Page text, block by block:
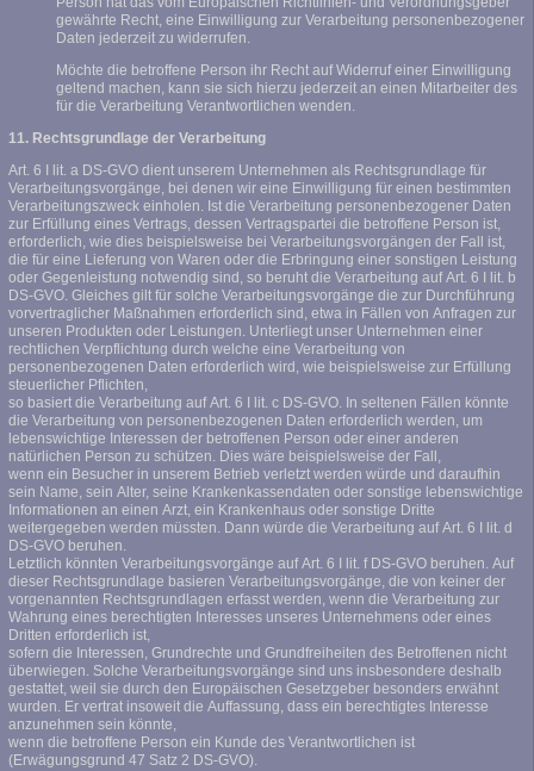
gewährte Recht, eine Einwilligung zur Verarbeitung personenbezogener
Daten jederzeit zu widerrufen.
Möchte die betroffene Person ihr Recht auf Widerruf einer Einwilligung
geltend machen, kann sie sich hierzu jederzeit an einen Mitarbeiter des
für die Verarbeitung Verantwortlichen wenden.
11. Rechtsgrundlage der Verarbeitung
Art. 6 I lit. a DS-GVO dient unserem Unternehmen als Rechtsgrundlage für
Verarbeitungsvorgänge, bei denen wir eine Einwilligung für einen bestimmten
Verarbeitungszweck einholen. Ist die Verarbeitung personenbezogener Daten
zur Erfüllung eines Vertrags, dessen Vertragspartei die betroffene Person ist,
erforderlich, wie dies beispielsweise bei Verarbeitungsvorgängen der Fall ist,
die für eine Lieferung von Waren oder die Erbringung einer sonstigen Leistung
oder Gegenleistung notwendig sind, so beruht die Verarbeitung auf Art. 6 I lit. b
DS-GVO. Gleiches gilt für solche Verarbeitungsvorgänge die zur Durchführung
vorvertraglicher Maßnahmen erforderlich sind, etwa in Fällen von Anfragen zur
unseren Produkten oder Leistungen. Unterliegt unser Unternehmen einer
rechtlichen Verpflichtung durch welche eine Verarbeitung von
personenbezogenen Daten erforderlich wird, wie beispielsweise zur Erfüllung
steuerlicher Pflichten,
so basiert die Verarbeitung auf Art. 6 I lit. c DS-GVO. In seltenen Fällen könnte
die Verarbeitung von personenbezogenen Daten erforderlich werden, um
lebenswichtige Interessen der betroffenen Person oder einer anderen
natürlichen Person zu schützen. Dies wäre beispielsweise der Fall,
wenn ein Besucher in unserem Betrieb verletzt werden würde und daraufhin
sein Name, sein Alter, seine Krankenkassendaten oder sonstige lebenswichtige
Informationen an einen Arzt, ein Krankenhaus oder sonstige Dritte
weitergegeben werden müssten. Dann würde die Verarbeitung auf Art. 6 I lit. d
DS-GVO beruhen.
Letztlich könnten Verarbeitungsvorgänge auf Art. 6 I lit. f DS-GVO beruhen. Auf
dieser Rechtsgrundlage basieren Verarbeitungsvorgänge, die von keiner der
vorgenannten Rechtsgrundlagen erfasst werden, wenn die Verarbeitung zur
Wahrung eines berechtigten Interesses unseres Unternehmens oder eines
Dritten erforderlich ist,
sofern die Interessen, Grundrechte und Grundfreiheiten des Betroffenen nicht
überwiegen. Solche Verarbeitungsvorgänge sind uns insbesondere deshalb
gestattet, weil sie durch den Europäischen Gesetzgeber besonders erwähnt
wurden. Er vertrat insoweit die Auffassung, dass ein berechtigtes Interesse
anzunehmen sein könnte,
wenn die betroffene Person ein Kunde des Verantwortlichen ist
(Erwägungsgrund 47 Satz 2 DS-GVO).